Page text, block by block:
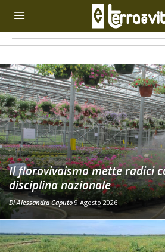
Il florovivaismo mette radici
disciplina nazionale
DiAlessandra Caputo 9 Agosto 2026